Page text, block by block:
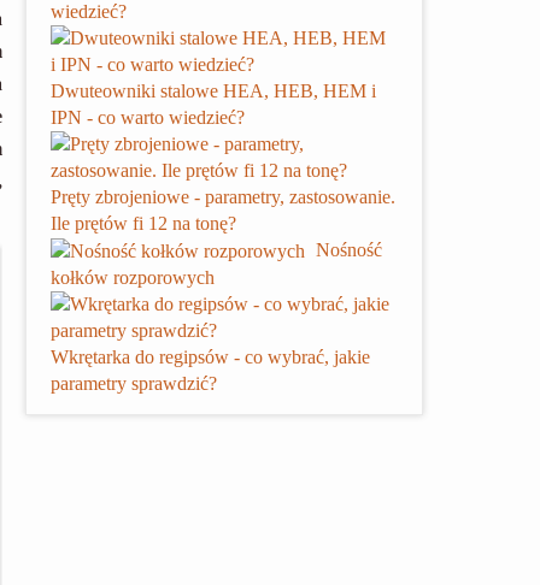
wiedzieć?
Dwuteowniki stalowe HEA, HEB, HEM i
IPN - co warto wiedzieć?
Pręty zbrojeniowe - parametry, zastosowanie.
Ile prętów fi 12 na tonę?
Nośność
kołków rozporowych
Wkrętarka do regipsów - co wybrać, jakie
parametry sprawdzić?